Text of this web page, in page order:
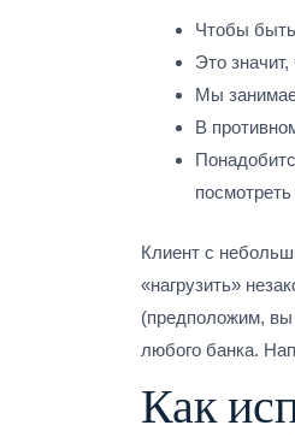
Чтобы быть
Это
Мы
В
Клиент с
«нагрузить»
(предположим, вы
любого банка.
Как